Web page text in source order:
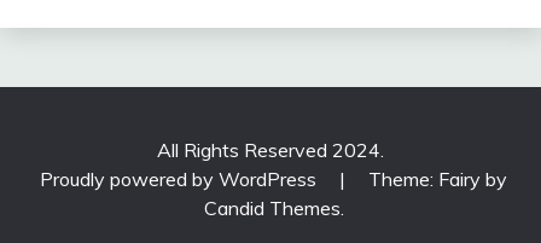
All Rights Reserved 2024.
Proudly powered by WordPress
|
Theme: Fairy by
Candid Themes.